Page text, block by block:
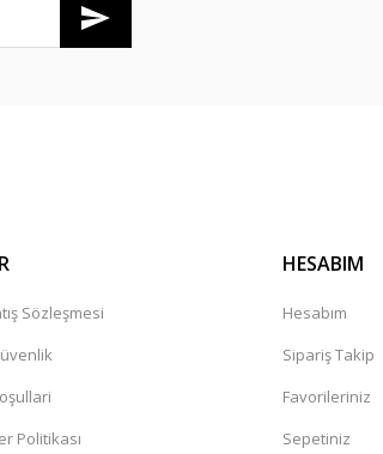
Sözleşmesi
Politikası
HESABIM
Hesabım
Sipariş Takip
Favorileriniz
Sepetiniz